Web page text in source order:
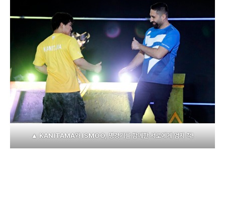
▲ KANITAMA와 ISMOO, 명경기를 함께한 서로에게 엄지 척!